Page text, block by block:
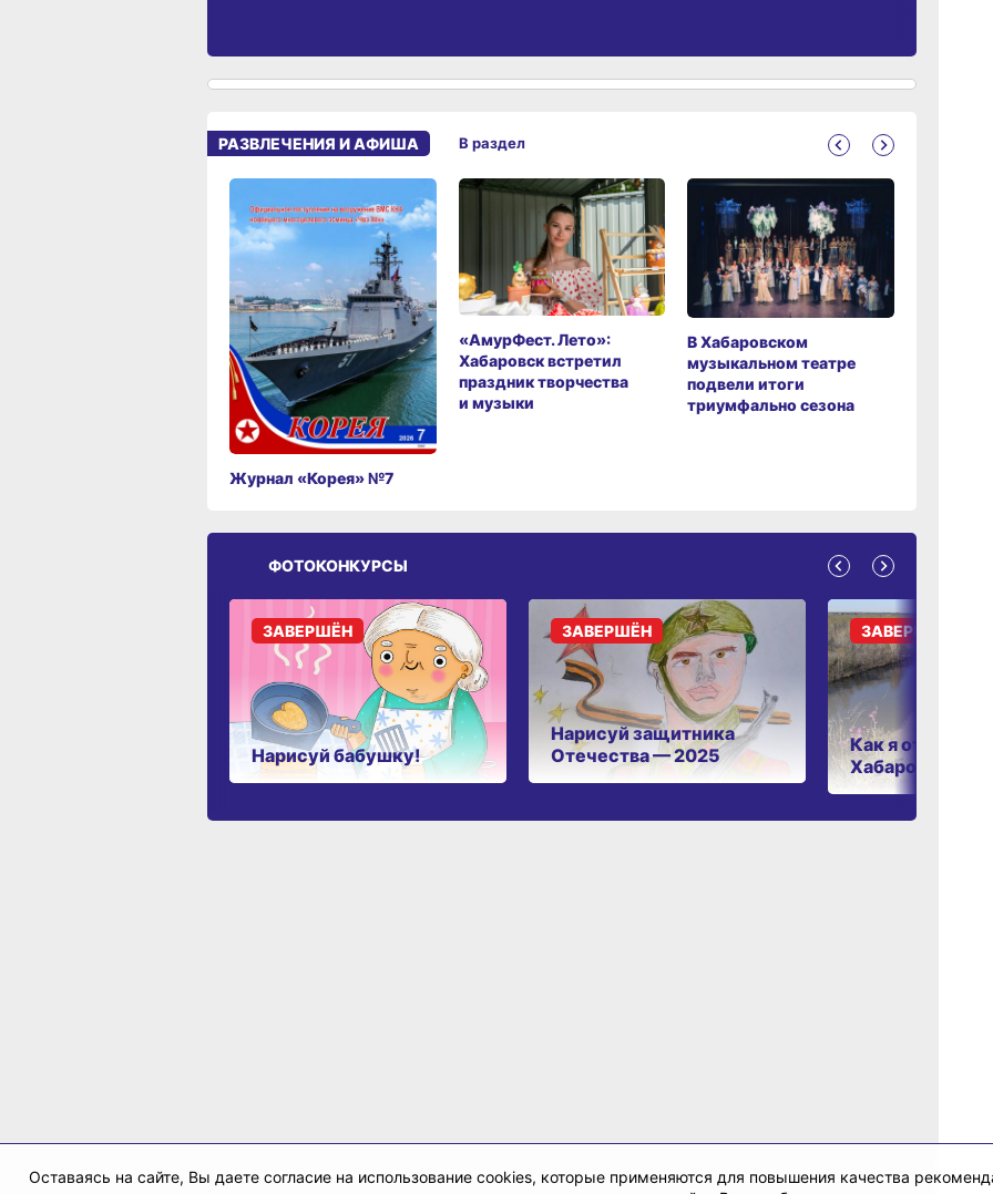
РАЗВЛЕЧЕНИЯ И АФИША
Журнал «Корея» №7
«АмурФест. Лето»:
Хабаровск встретил
праздник творчества
и музыки
В Хабаровском
музыкальном театре
подвели итоги
триумфально сезона
В раздел
ФОТОКОНКУРСЫ
Нарисуй бабушку!
ЗАВЕРШЁН
Нарисуй защитника
Отечества — 2025
ЗАВЕРШЁН
Как я отдыхаю в
Хабаровском
ЗАВЕРШЁН
Оставаясь на сайте, Вы даете согласие на использование cookies, которые применяются для повышения качества